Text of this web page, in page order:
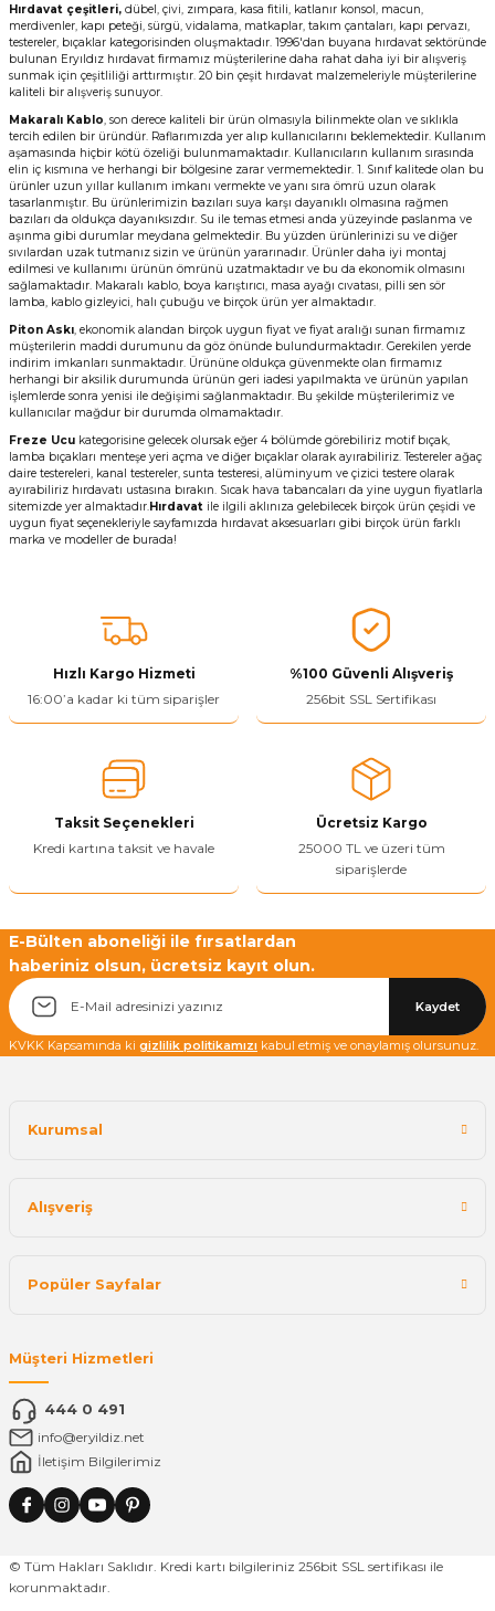
Hırdavat çeşitleri, dübel, çivi, zımpara, kasa fitili, katlanır konsol, macun,
merdivenler, kapı peteği, sürgü, vidalama, matkaplar, takım çantaları, kapı pervazı,
testereler, bıçaklar kategorisinden oluşmaktadır. 1996'dan buyana hırdavat sektöründe
bulunan Eryıldız hırdavat firmamız müşterilerine daha rahat daha iyi bir alışveriş
sunmak için çeşitliliği arttırmıştır. 20 bin çeşit hırdavat malzemeleriyle müşterilerine
kaliteli bir alışveriş sunuyor.
Makaralı Kablo, son derece kaliteli bir ürün olmasıyla bilinmekte olan ve sıklıkla
tercih edilen bir üründür. Raflarımızda yer alıp kullanıcılarını beklemektedir. Kullanım
aşamasında hiçbir kötü özeliği bulunmamaktadır. Kullanıcıların kullanım sırasında
elin iç kısmına ve herhangi bir bölgesine zarar vermemektedir. 1. Sınıf kalitede olan bu
ürünler uzun yıllar kullanım imkanı vermekte ve yanı sıra ömrü uzun olarak
tasarlanmıştır. Bu ürünlerimizin bazıları suya karşı dayanıklı olmasına rağmen
bazıları da oldukça dayanıksızdır. Su ile temas etmesi anda yüzeyinde paslanma ve
aşınma gibi durumlar meydana gelmektedir. Bu yüzden ürünlerinizi su ve diğer
sıvılardan uzak tutmanız sizin ve ürünün yararınadır. Ürünler daha iyi montaj
edilmesi ve kullanımı ürünün ömrünü uzatmaktadır ve bu da ekonomik olmasını
sağlamaktadır. Makaralı kablo, boya karıştırıcı, masa ayağı cıvatası, pilli sen sör
lamba, kablo gizleyici, halı çubuğu ve birçok ürün yer almaktadır.
Piton Askı, ekonomik alandan birçok uygun fiyat ve fiyat aralığı sunan firmamız
müşterilerin maddi durumunu da göz önünde bulundurmaktadır. Gerekilen yerde
indirim imkanları sunmaktadır. Ürününe oldukça güvenmekte olan firmamız
herhangi bir aksilik durumunda ürünün geri iadesi yapılmakta ve ürünün yapılan
işlemlerde sonra yenisi ile değişimi sağlanmaktadır. Bu şekilde müşterilerimiz ve
kullanıcılar mağdur bir durumda olmamaktadır.
Freze Ucu kategorisine gelecek olursak eğer 4 bölümde görebiliriz motif bıçak,
lamba bıçakları menteşe yeri açma ve diğer bıçaklar olarak ayırabiliriz. Testereler ağaç
daire testereleri, kanal testereler, sunta testeresi, alüminyum ve çizici testere olarak
ayırabiliriz hırdavatı ustasına bırakın. Sıcak hava tabancaları da yine uygun fiyatlarla
sitemizde yer almaktadır.Hırdavat ile ilgili aklınıza gelebilecek birçok ürün çeşidi ve
uygun fiyat seçenekleriyle sayfamızda hırdavat aksesuarları gibi birçok ürün farklı
marka ve modeller de burada!
Hızlı Kargo Hizmeti
16:00’a kadar ki tüm siparişler
%100 Güvenli Alışveriş
256bit SSL Sertifikası
Taksit Seçenekleri
Kredi kartına taksit ve havale
Ücretsiz Kargo
25000 TL ve üzeri tüm
siparişlerde
E-Bülten aboneliği ile fırsatlardan
haberiniz olsun, ücretsiz kayıt olun.
Kaydet
KVKK Kapsamında ki gizlilik politikamızı kabul etmiş ve onaylamış olursunuz.
Kurumsal
Alışveriş
Popüler Sayfalar
Müşteri Hizmetleri
444 0 491
info@eryildiz.net
İletişim Bilgilerimiz
© Tüm Hakları Saklıdır. Kredi kartı bilgileriniz 256bit SSL sertifikası ile
korunmaktadır.